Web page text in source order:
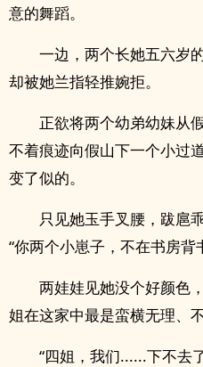
意的舞蹈。
一边，两个长她五六岁
却被她兰指轻推婉拒。
正欲将两个幼弟幼妹从
不着痕迹向假山下一个小过
变了似的。
只见她玉手叉腰，跋扈
“你两个小崽子，不在书房
两娃娃见她没个好颜色
姐在这家中最是蛮横无理、
“四姐，我们......下不去